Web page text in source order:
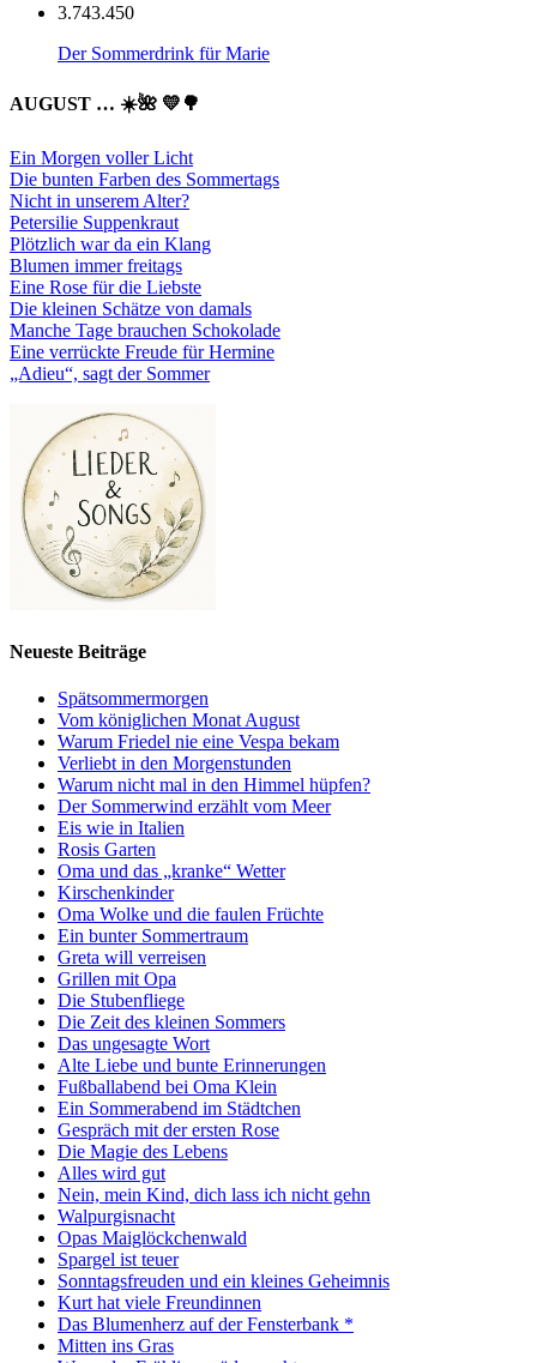
3.743.450
Der Sommerdrink für Marie
AUGUST … ☀️🌺 💛🌳
Ein Morgen voller Licht
Die bunten Farben des Sommertags
Nicht in unserem Alter?
Petersilie Suppenkraut
Plötzlich war da ein Klang
Blumen immer freitags
Eine Rose für die Liebste
Die kleinen Schätze von damals
Manche Tage brauchen Schokolade
Eine verrückte Freude für Hermine
„Adieu“, sagt der Sommer
Neueste Beiträge
Spätsommermorgen
Vom königlichen Monat August
Warum Friedel nie eine Vespa bekam
Verliebt in den Morgenstunden
Warum nicht mal in den Himmel hüpfen?
Der Sommerwind erzählt vom Meer
Eis wie in Italien
Rosis Garten
Oma und das „kranke“ Wetter
Kirschenkinder
Oma Wolke und die faulen Früchte
Ein bunter Sommertraum
Greta will verreisen
Grillen mit Opa
Die Stubenfliege
Die Zeit des kleinen Sommers
Das ungesagte Wort
Alte Liebe und bunte Erinnerungen
Fußballabend bei Oma Klein
Ein Sommerabend im Städtchen
Gespräch mit der ersten Rose
Die Magie des Lebens
Alles wird gut
Nein, mein Kind, dich lass ich nicht gehn
Walpurgisnacht
Opas Maiglöckchenwald
Spargel ist teuer
Sonntagsfreuden und ein kleines Geheimnis
Kurt hat viele Freundinnen
Das Blumenherz auf der Fensterbank *
Mitten ins Gras